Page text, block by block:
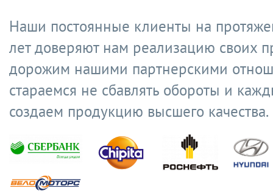
Наши постоянные клиенты на
лет доверяют нам реализацию своих
дорожим нашими партнерскими
стараемся не сбавлять обороты и
создаем продукцию высшего качества.